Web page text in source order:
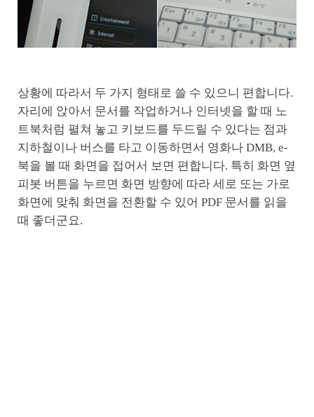
상황에 따라서 두 가지 형태로 쓸 수 있으니 편합니다.
자리에 앉아서 문서를 작업하거나 인터넷을 할 때 노
트북처럼 펼쳐 놓고 키보드를 두드릴 수 있다는 점과
지하철이나 버스를 타고 이동하면서 영화나 DMB, e-
북을 볼 때 화면을 접어서 보면 편합니다. 특히 화면 옆
피봇 버튼을 누르면 화면 방향에 따라 세로 또는 가로
화면에 맞춰 화면을 전환할 수 있어 PDF 문서를 읽을
때 좋더군요.